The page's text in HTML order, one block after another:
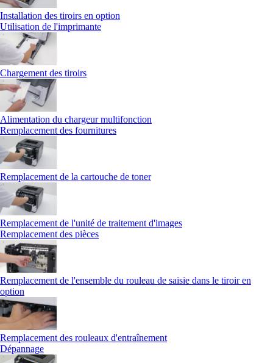
Installation des tiroirs en option
Utilisation de l'imprimante
Chargement des tiroirs
Alimentation du chargeur multifonction
Remplacement des fournitures
Remplacement de la cartouche de toner
Remplacement de l'unité de traitement d'images
Remplacement des pièces
Remplacement de l'ensemble du rouleau de saisie dans le tiroir en
option
Remplacement des rouleaux d'entraînement
Dépannage